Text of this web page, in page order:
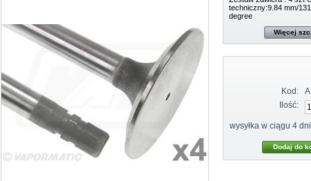
techniczny:9.84 mm/
degree
Więcej
Kod:
Ilość:
wysyłka w ciągu 4 dni